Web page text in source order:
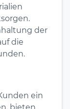
der
die
ein
bieten